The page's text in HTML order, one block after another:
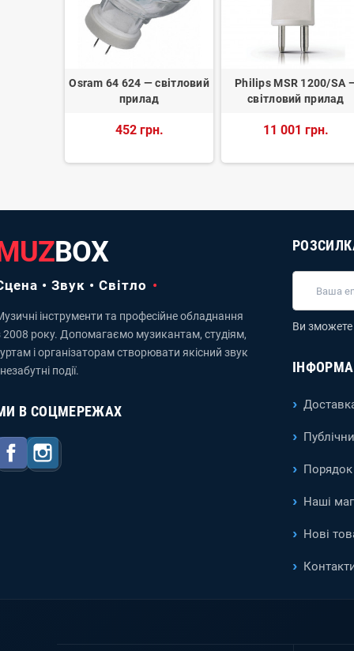
Osram 64 624 — світловий
прилад
452 грн.
Philips MSR 1200/SA
світловий прилад
11 001 грн.
BOX
• Звук • Світло
інструменти та професійне обладнання
2008 року. Допомагаємо музикантам, студіям,
і організаторам створювати якісний звук
незабутні події.
В СОЦМЕРЕЖАХ
Facebook
Ви зможете
Порядок
Наші
Нові